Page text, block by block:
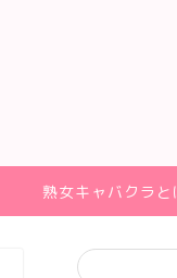
熟女キャバクラと